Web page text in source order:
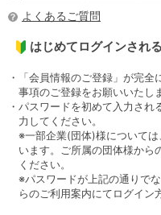
よくあるご質問
はじめてログインされ
・「会員情報のご登録」が完
事項のご登録をお願いいたし
・パスワードを初めて入力さ
力してください。
※一部企業(団体)様については
います。ご所属の団体様から
ください。
※パスワードが上記の通りで
らのご利用案内にてログイン